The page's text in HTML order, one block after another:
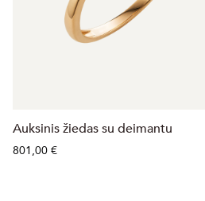
Auksinis žiedas su deimantu
801,00 €